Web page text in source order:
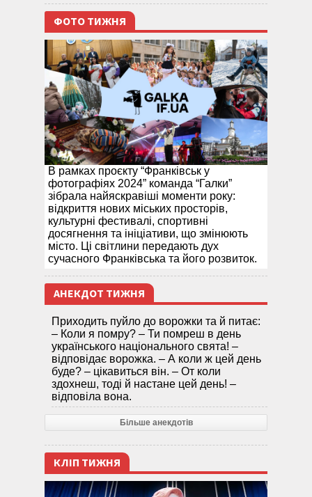
ФОТО ТИЖНЯ
В рамках проєкту “Франківськ у
фотографіях 2024” команда “Галки”
зібрала найяскравіші моменти року:
відкриття нових міських просторів,
культурні фестивалі, спортивні
досягнення та ініціативи, що змінюють
місто. Ці світлини передають дух
сучасного Франківська та його розвиток.
АНЕКДОТ ТИЖНЯ
Приходить пуйло до ворожки та й питає:
– Коли я помру? – Ти помреш в день
українського національного свята! –
відповідає ворожка. – А коли ж цей день
буде? – цікавиться він. – От коли
здохнеш, тоді й настане цей день! –
відповіла вона.
Більше анекдотів
КЛІП ТИЖНЯ